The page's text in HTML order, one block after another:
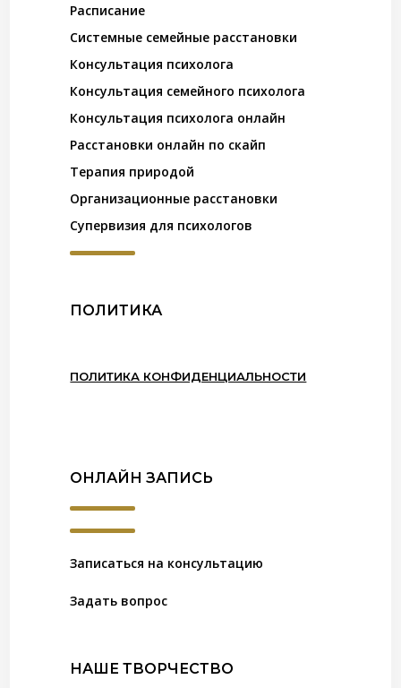
Расписание
Системные семейные расстановки
Консультация психолога
Консультация семейного психолога
Консультация психолога онлайн
Расстановки онлайн по скайп
Терапия природой
Организационные расстановки
Супервизия для психологов
ПОЛИТИКА
ПОЛИТИКА КОНФИДЕНЦИАЛЬНОСТИ
ОНЛАЙН ЗАПИСЬ
Записаться на консультацию
Задать вопрос
НАШЕ ТВОРЧЕСТВО